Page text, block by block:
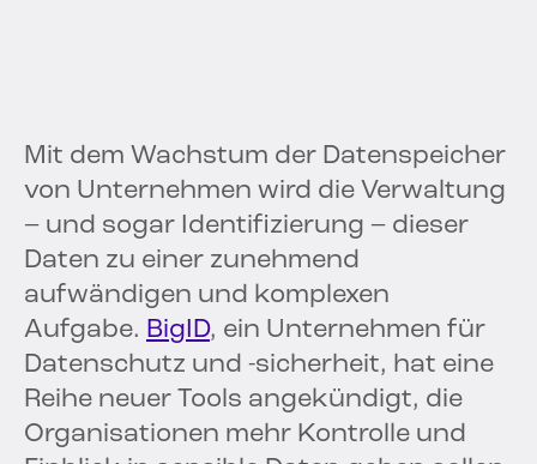
Mit dem Wachstum der Datenspeicher
von Unternehmen wird die Verwaltung
– und sogar Identifizierung – dieser
Daten zu einer zunehmend
aufwändigen und komplexen
Aufgabe. BigID, ein Unternehmen für
Datenschutz und -sicherheit, hat eine
Reihe neuer Tools angekündigt, die
Organisationen mehr Kontrolle und